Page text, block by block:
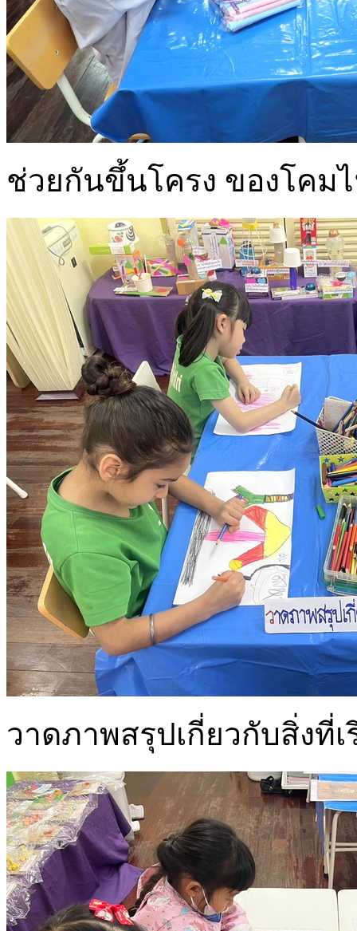
ช่วยกันขึ้นโครง ของโคม
วาดภาพสรุปเกี่ยวกับสิ่งที่